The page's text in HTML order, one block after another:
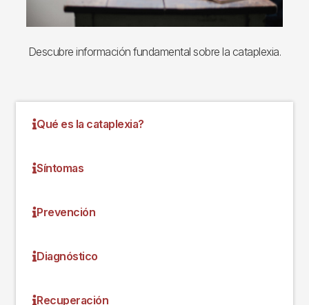
Descubre información fundamental sobre la cataplexia.
Qué es la cataplexia?
Síntomas
Prevención
Diagnóstico
Recuperación